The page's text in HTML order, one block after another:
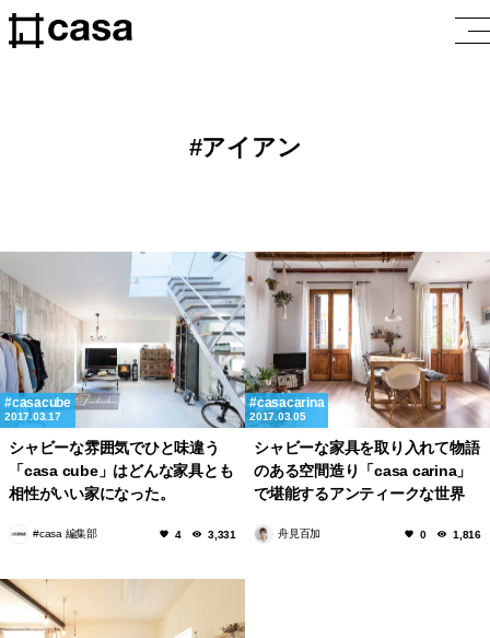
アイアン
casacube
2017.03.17
シャビーな雰囲気でひと味違う
「casa cube」はどんな家具とも
相性がいい家になった。
#casa 編集部 4 3,331
casacarina
2017.03.05
シャビーな家具を取り入れて物語
のある空間造り「casa carina」
で堪能するアンティークな世界
舟見百加 0 1,816